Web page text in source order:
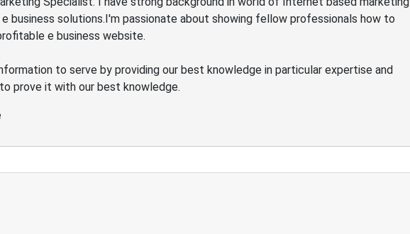
business solutions.I'm passionate about showing fellow professionals how to
e business website.
to serve by providing our best knowledge in particular expertise and
prove it with our best knowledge.